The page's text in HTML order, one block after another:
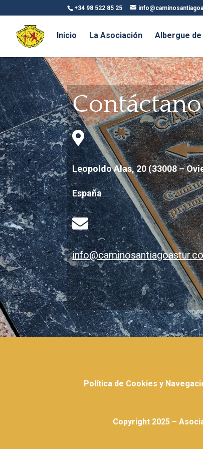
+34 98 522 85 25
Inicio La Asociación Albergue

Leopoldo Alas, 20 (33008 –
España

Política de Cookies y
Copyright 2025 –